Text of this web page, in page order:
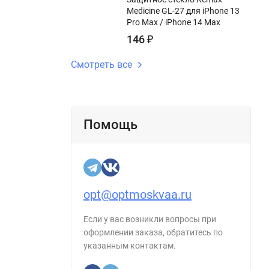
Medicine GL-27 для iPhone 13
Pro Max / iPhone 14 Max
146₽
Смотреть все
Помощь
opt@optmoskvaa.ru
Если у вас возникли вопросы при
оформлении заказа, обратитесь по
указанным контактам.